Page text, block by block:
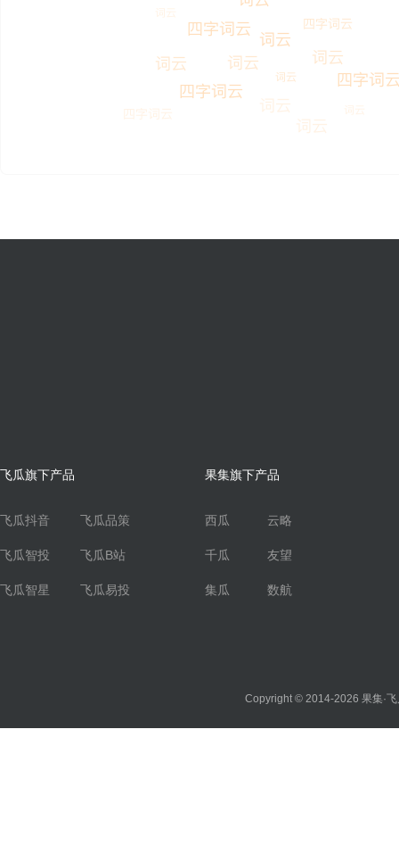
飞瓜旗下产品
飞瓜抖音 飞瓜品策
飞瓜智投 飞瓜B站
飞瓜智星 飞瓜易投
果集旗下产品
西瓜 云略
千瓜 友望
集瓜 数航
Copyright © 2014-2026 果集·